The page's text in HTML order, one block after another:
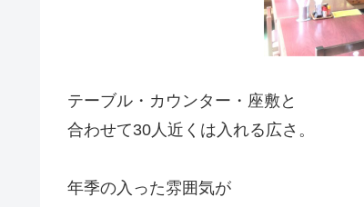
テーブル・カウンター・座敷と
合わせて30人近くは入れる広さ。
年季の入った雰囲気が